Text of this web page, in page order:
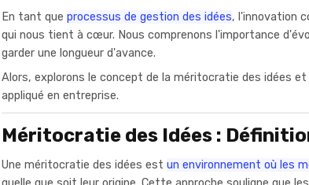
En tant que processus de gestion des idées, l'innovation
qui nous tient à cœur. Nous comprenons l'importance
garder une longueur d'avance.
Alors, explorons le concept de la méritocratie des idées
appliqué en entreprise.
Méritocratie des Idées :
Une méritocratie des idées est un environnement où les